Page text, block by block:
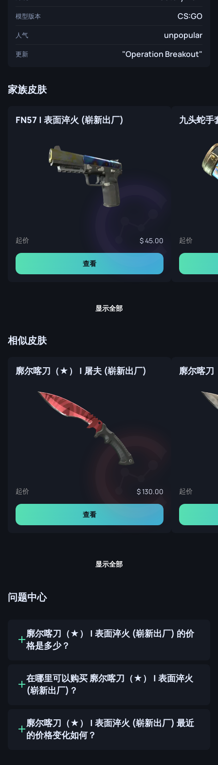
模型版本 CS:GO
人气 unpopular
更新 "Operation Breakout"
家族皮肤
FN57 | 表面淬火 (崭新出厂)
起价 45.00
查看
起价
显示全部
相似皮肤
廓尔喀刀（★） | 屠夫 (崭新出厂)
起价 130.00
查看
起价
显示全部
问题中心
廓尔喀刀（★） | 表面淬火 (崭新出厂) 的价
格是多少？
在哪里可以购买 廓尔喀刀（★） | 表面淬火
(崭新出厂)？
廓尔喀刀（★） | 表面淬火 (崭新出厂) 最近
的价格变化如何？